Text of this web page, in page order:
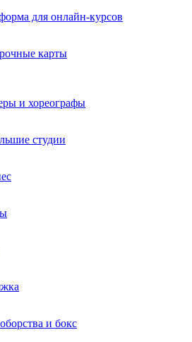
для онлайн-курсов
карты
и хореографы
студии
и бокс